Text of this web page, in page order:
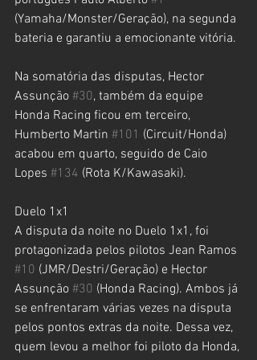
(Yamaha/Monster/Geração), na segunda
bateria e garantiu a emocionante vitória.
Na somatória das disputas, Hector
Assunção #30, também da equipe
Honda Racing ficou em terceiro,
Humberto Martin #101 (Circuit/Honda)
acabou em quarto, seguido de Caio
Lopes #134 (Rota K/Kawasaki).
Duelo 1x1
A disputa da noite no Duelo 1x1, foi
protagonizada pelos pilotos Jean Ramos
#10 (JMR/Destri/Geração) e Hector
Assunção #30 (Honda Racing). Ambos já
se enfrentaram várias vezes na disputa
pelos pontos extras da noite. Dessa vez,
quem levou a melhor foi piloto da Honda,